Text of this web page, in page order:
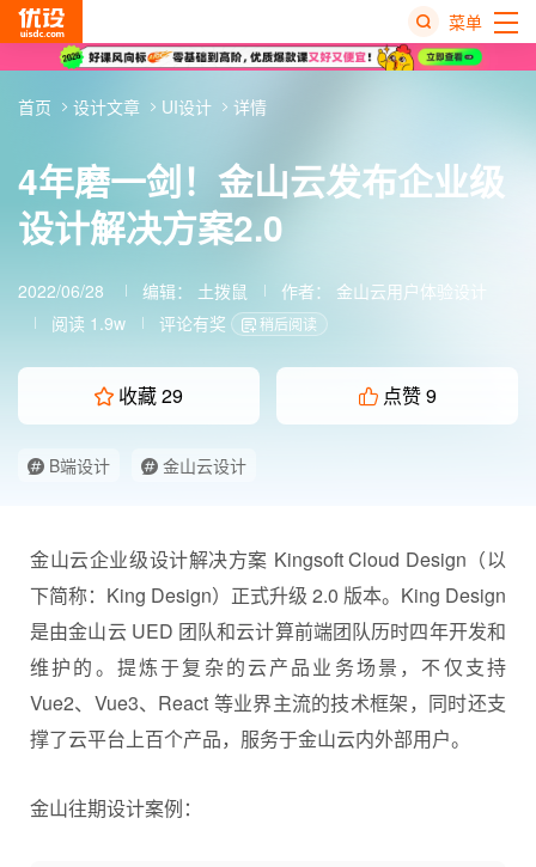
菜单
4年磨一剑！金山云发布企业级
设计解决方案2.0
2022/06/28 编辑： 土拨鼠
作者： 金山云用户体验设计
阅读 1.9w
评论有奖 稍后阅读
收藏29 点赞9
B端设计 金山云设计
首页 设计文章 UI设计 详情
金山云企业级设计解决方案 Kingsoft Cloud Design（以
下简称：King Design）正式升级 2.0 版本。King Design
是由金山云 UED 团队和云计算前端团队历时四年开发和
维护的。提炼于复杂的云产品业务场景，不仅支持
Vue2、Vue3、React 等业界主流的技术框架，同时还支
撑了云平台上百个产品，服务于金山云内外部用户。
金山往期设计案例：